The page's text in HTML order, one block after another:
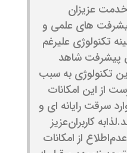
عزیزان
پیشرفت های علمی و
تکنولوژی علیرغم
پیشرفت شاهد
تکنولوژی به سبب
از این امکانات
سرقت رایانه ای و
کاربران‌عزیز
از امکانات